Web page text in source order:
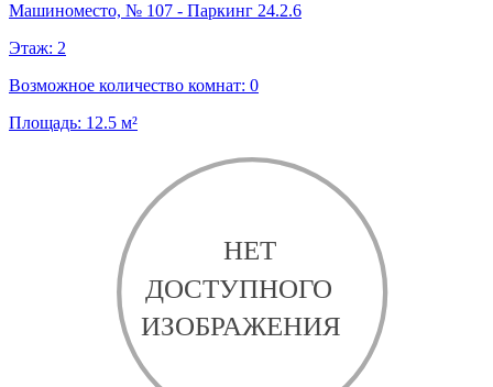
Машиноместо, № 107 - Паркинг 24.2.6
Этаж: 2
Возможное количество комнат: 0
Площадь: 12.5 м²